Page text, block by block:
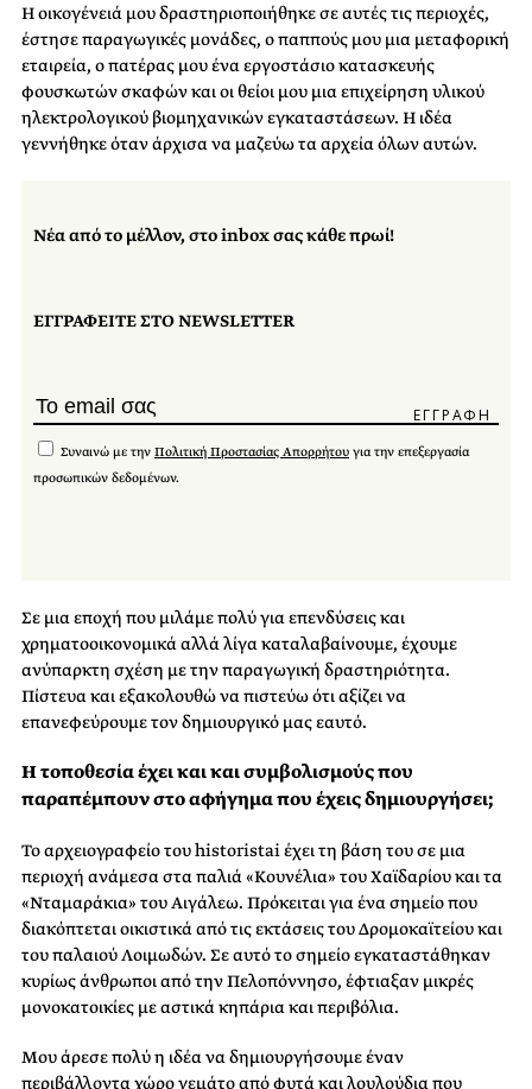
Η οικογένειά μου δραστηριοποιήθηκε σε αυτές τις περιοχές,
έστησε παραγωγικές μονάδες, ο παππούς μου μια μεταφορική
εταιρεία, ο πατέρας μου ένα εργοστάσιο κατασκευής
φουσκωτών σκαφών και οι θείοι μου μια επιχείρηση υλικού
ηλεκτρολογικού βιομηχανικών εγκαταστάσεων. Η ιδέα
γεννήθηκε όταν άρχισα να μαζεύω τα αρχεία όλων αυτών.
Νέα από το μέλλον, στο inbox σας κάθε πρωί!
ΕΓΓΡΑΦΕΙΤΕ ΣΤΟ NEWSLETTER
Συναινώ με την Πολιτική Προστασίας Απορρήτου για την επεξεργασία
προσωπικών δεδομένων.
Σε μια εποχή που μιλάμε πολύ για επενδύσεις και
χρηματοοικονομικά αλλά λίγα καταλαβαίνουμε, έχουμε
ανύπαρκτη σχέση με την παραγωγική δραστηριότητα.
Πίστευα και εξακολουθώ να πιστεύω ότι αξίζει να
επανεφεύρουμε τον δημιουργικό μας εαυτό.
Η τοποθεσία έχει και και συμβολισμούς που
παραπέμπουν στο αφήγημα που έχεις δημιουργήσει;
Το αρχειογραφείο του historistai έχει τη βάση του σε μια
περιοχή ανάμεσα στα παλιά «Κουνέλια» του Χαϊδαρίου και τα
«Νταμαράκια» του Αιγάλεω. Πρόκειται για ένα σημείο που
διακόπτεται οικιστικά από τις εκτάσεις του Δρομοκαϊτείου και
του παλαιού Λοιμωδών. Σε αυτό το σημείο εγκαταστάθηκαν
κυρίως άνθρωποι από την Πελοπόννησο, έφτιαξαν μικρές
μονοκατοικίες με αστικά κηπάρια και περιβόλια.
Μου άρεσε πολύ η ιδέα να δημιουργήσουμε έναν
περιβάλλοντα χώρο γεμάτο από φυτά και λουλούδια που